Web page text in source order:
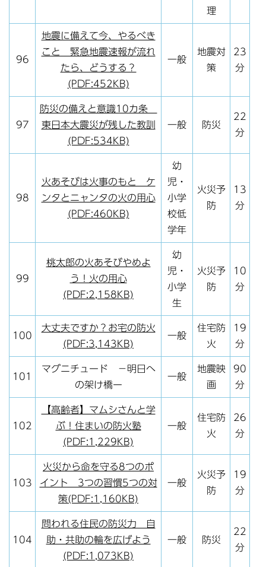
理
96
地震に備えて今、やるべき
こと 緊急地震速報が流れ
たら、どうする？
(PDF:452KB)
一般
地震対
策
23
分
97
防災の備えと意識10カ条
東日本大震災が残した教訓
(PDF:534KB)
一般 防災
22
分
98
火あそびは火事のもと ケ
ンタとニャンタの火の用心
(PDF:460KB)
幼
児・
小学
校低
学年
火災予
防
13
分
99
桃太郎の火あそびやめよ
う！火の用心
(PDF:2,158KB)
幼
児・
小学
生
火災予
防
10
分
100
大丈夫ですか？お宅の防火
(PDF:3,143KB)
一般
住宅防
火
19
分
101
マグニチュード －明日へ
の架け橋ー
一般
地震映
画
90
分
102
【高齢者】マムシさんと学
ぶ！住まいの防火塾
(PDF:1,229KB)
一般
住宅防
火
26
分
103
火災から命を守る8つのポ
イント 3つの習慣5つの対
策(PDF:1,160KB)
一般
火災予
防
19
分
104
問われる住民の防災力 自
助・共助の輪を広げよう
(PDF:1,073KB)
一般 防災
22
分